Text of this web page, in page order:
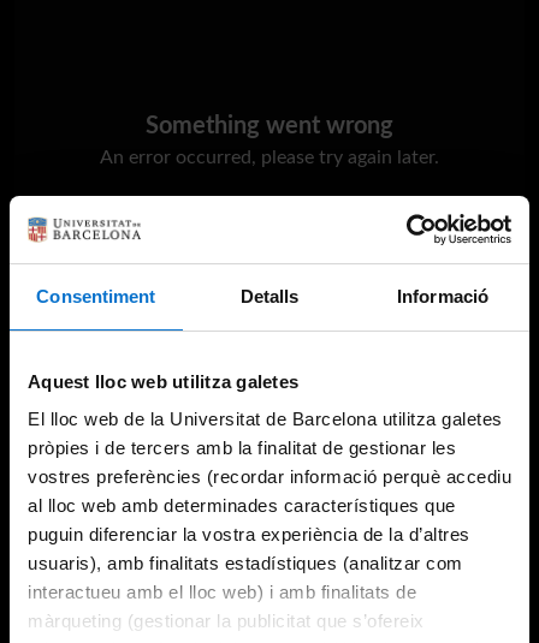
Consentiment Detalls Informació
Aquest lloc web utilitza galetes
El lloc web de la Universitat de Barcelona utilitza galetes
pròpies i de tercers amb la finalitat de gestionar les
vostres preferències (recordar informació perquè accediu
al lloc web amb determinades característiques que
puguin diferenciar la vostra experiència de la d’altres
usuaris), amb finalitats estadístiques (analitzar com
interactueu amb el lloc web) i amb finalitats de
màrqueting (gestionar la publicitat que s’ofereix
Something went wrong
An error occurred, please try again later.
Try again